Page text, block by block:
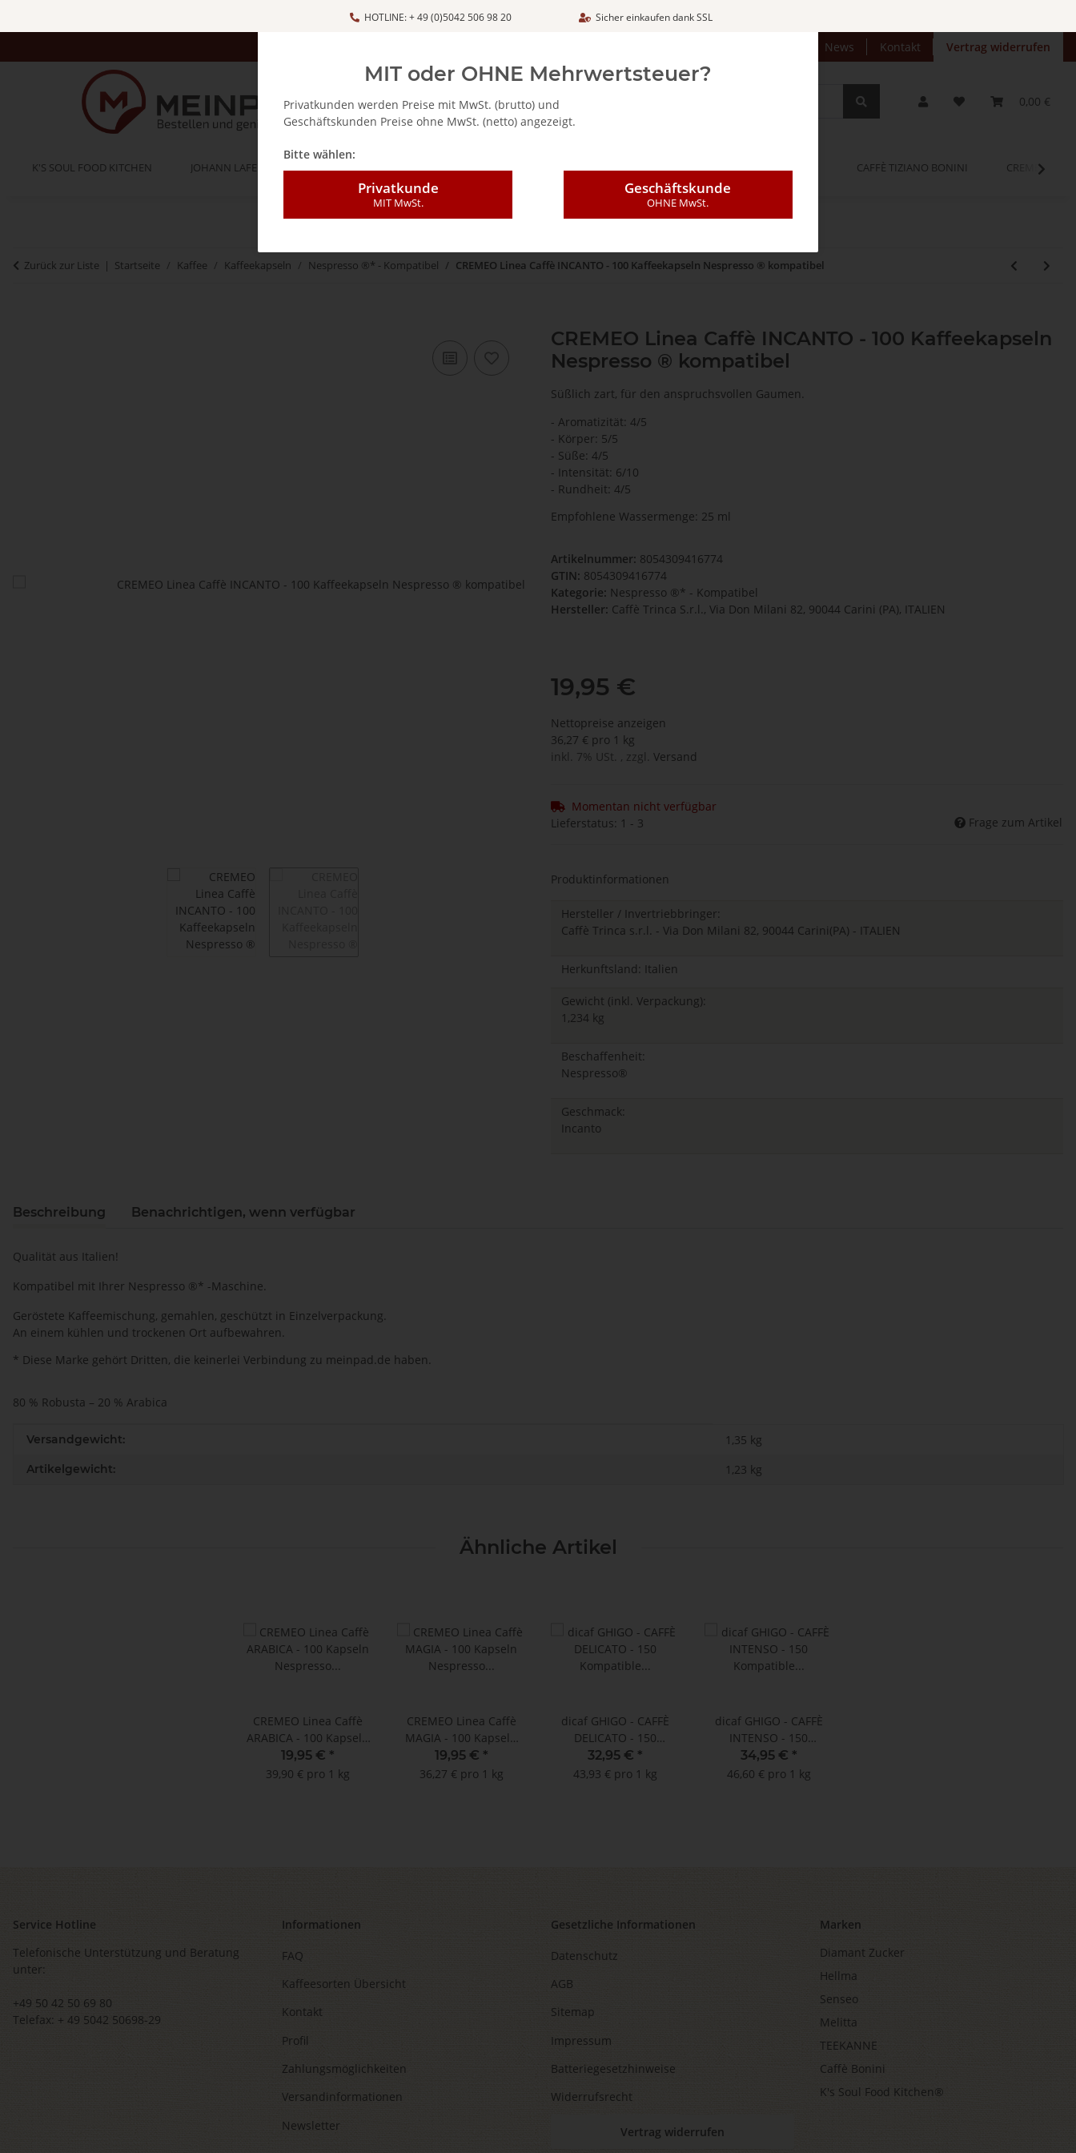
HOTLINE: + 49 (0)5042 506 98 20 Sicher einkaufen dank SSL
News Kontakt Vertrag widerrufen
0,00 €
K'S SOUL FOOD KITCHEN JOHANN LAFER BELLA ITALIA - FEINKOSTARTIKEL CAFFÈ MAJESTIC / DICAF KAFFEE OPINUM CAFFÈ TIZIANO BONINI CREMEO
Zurück zur Liste Startseite Kaffee Kaffeekapseln Nespresso ®* - Kompatibel CREMEO Linea Caffè INCANTO - 100 Kaffeekapseln Nespresso ® kompatibel
CREMEO Linea Caffè INCANTO - 100 Kaffeekapseln
Nespresso ® kompatibel
Süßlich zart, für den anspruchsvollen Gaumen.
- Aromatizität: 4/5
- Körper: 5/5
- Süße: 4/5
- Intensität: 6/10
- Rundheit: 4/5
Empfohlene Wassermenge: 25 ml
Artikelnummer: 8054309416774
GTIN: 8054309416774
Kategorie: Nespresso ®* - Kompatibel
Hersteller: Caffè Trinca S.r.l., Via Don Milani 82, 90044 Carini (PA), ITALIEN
19,95 €
Nettopreise anzeigen
36,27 € pro 1 kg
inkl. 7% USt. , zzgl. Versand
Momentan nicht verfügbar
Lieferstatus: 1 - 3
Frage zum Artikel
Produktinformationen
Hersteller / Invertriebbringer:
Caffè Trinca s.r.l. - Via Don Milani 82, 90044 Carini(PA) - ITALIEN
Herkunftsland: Italien
Gewicht (inkl. Verpackung):
1,234 kg
Beschaffenheit:
Nespresso®
Geschmack:
Incanto
Beschreibung Benachrichtigen, wenn verfügbar
Qualität aus Italien!
Kompatibel mit Ihrer Nespresso ®* -Maschine.
Geröstete Kaffeemischung, gemahlen, geschützt in Einzelverpackung.
An einem kühlen und trockenen Ort aufbewahren.
* Diese Marke gehört Dritten, die keinerlei Verbindung zu meinpad.de haben.
80 % Robusta – 20 % Arabica
Produkteigenschaft
Wert
Versandgewicht: 1,35 kg
Artikelgewicht: 1,23 kg
Ähnliche Artikel
CREMEO Linea Caffè
ARABICA - 100 Kapseln
Nespresso ®
kompatibel
19,95 € *
39,90 € pro 1 kg
CREMEO Linea Caffè
MAGIA - 100 Kapseln
Nespresso ®
kompatibel
19,95 € *
36,27 € pro 1 kg
dicaf GHIGO - CAFFÈ
DELICATO - 150
Kompatible Kapseln
Nespresso ®*
32,95 € *
43,93 € pro 1 kg
dicaf GHIGO - CAFFÈ
INTENSO - 150
Kompatible Kapseln
Nespresso ®*
34,95 € *
46,60 € pro 1 kg
Service Hotline
Telefonische Unterstützung und Beratung
unter:
+49 50 42 50 69 80
Telefax: + 49 5042 50698-29
Informationen
FAQ
Kaffeesorten Übersicht
Kontakt
Profil
Zahlungsmöglichkeiten
Versandinformationen
Newsletter
Gesetzliche Informationen
Datenschutz
AGB
Sitemap
Impressum
Batteriegesetzhinweise
Widerrufsrecht
Vertrag widerrufen
Marken
Diamant Zucker
Hellma
Senseo
Melitta
TEEKANNE
Caffè Bonini
K's Soul Food Kitchen®
MIT oder OHNE Mehrwertsteuer?
Privatkunden werden Preise mit MwSt. (brutto) und
Geschäftskunden Preise ohne MwSt. (netto) angezeigt.
Bitte wählen:
Privatkunde
MIT MwSt.
Geschäftskunde
OHNE MwSt.